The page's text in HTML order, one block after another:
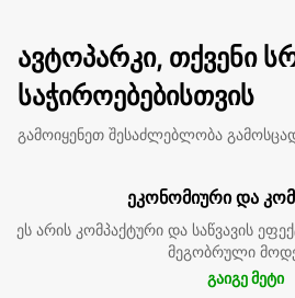
ავტოპარკი, თქვენი
საჭიროებებისთვის
გამოიყენეთ შესაძლებლობა
ეკონომიური და
ეს არის კომპაქტური და საწვავის
მეგობრული
გაიგე მეტი